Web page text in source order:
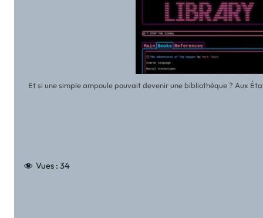
Et si une simple ampoule pouvait devenir une bibliothèque ? Aux
Vues : 34